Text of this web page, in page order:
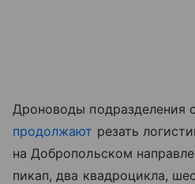
Дроноводы подразделения
продолжают резать
на Добропольском
пикап, два квадроцикла,